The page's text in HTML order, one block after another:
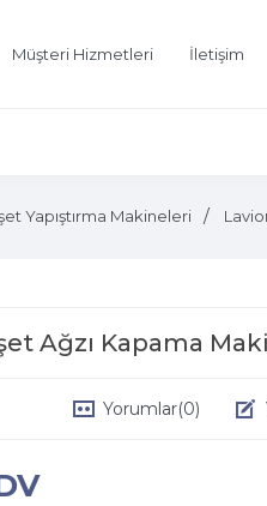
Müşteri Hizmetleri İletişim
Yapıştırma Makineleri
Ağzı Kapama
Yorumlar(0)